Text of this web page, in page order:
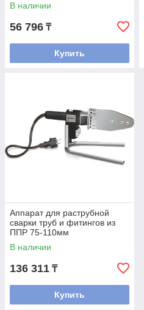
В наличии
56 796 ₸
Купить
Аппарат для раструбной
сварки труб и фитингов из
ППР 75-110мм
В наличии
136 311 ₸
Купить